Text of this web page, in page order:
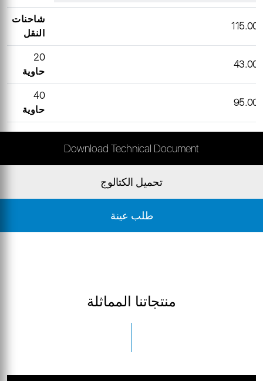
شاحنات
النقل
20
حاوية
40
حاوية
Download Technical Document
تحميل الكتالوج
طلب عينة
منتجاتنا المماثلة